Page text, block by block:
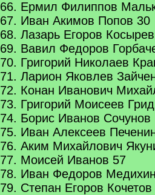
66. Ермил Филиппов
67. Иван Акимов Попов 30
68. Лазарь Егоров
69. Вавил Федоров
70. Григорий Николаев
71. Ларион Яковлев
72. Конан Иванович
73. Григорий Моисеев
74. Борис Иванов Сочунов
75. Иван Алексеев
76. Аким Михайлович
77. Моисей Иванов 57
78. Иван Федоров
79. Степан Егоров Кочетов